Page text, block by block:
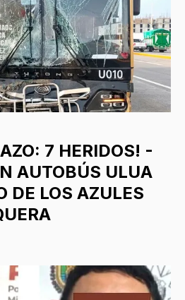
7 HERIDOS! -
AUTOBÚS ULUA
DE LOS AZULES